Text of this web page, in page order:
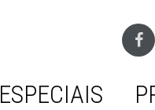
ESPECIAIS